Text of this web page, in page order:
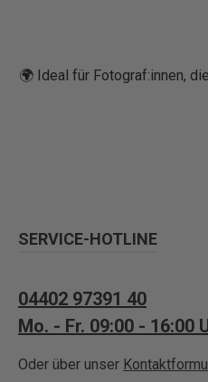
🌍 Ideal für Fotograf:innen,
SERVICE-HOTLINE
04402 97391 40
Mo. - Fr. 09:00 - 16:00
Oder über unser